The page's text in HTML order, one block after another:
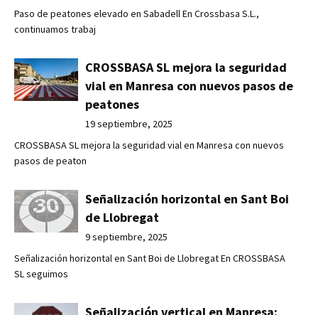
Paso de peatones elevado en Sabadell En Crossbasa S.L.,
continuamos trabaj
CROSSBASA SL mejora la seguridad
vial en Manresa con nuevos pasos de
peatones
19 septiembre, 2025
CROSSBASA SL mejora la seguridad vial en Manresa con nuevos
pasos de peaton
Señalización horizontal en Sant Boi
de Llobregat
9 septiembre, 2025
Señalización horizontal en Sant Boi de Llobregat En CROSSBASA
SL seguimos